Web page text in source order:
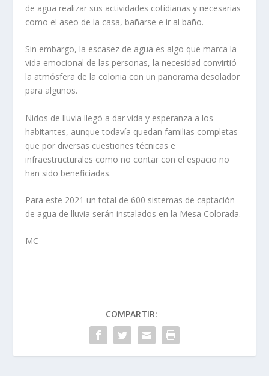
de agua realizar sus actividades cotidianas y necesarias
como el aseo de la casa, bañarse e ir al baño.
Sin embargo, la escasez de agua es algo que marca la
vida emocional de las personas, la necesidad convirtió
la atmósfera de la colonia con un panorama desolador
para algunos.
Nidos de lluvia llegó a dar vida y esperanza a los
habitantes, aunque todavía quedan familias completas
que por diversas cuestiones técnicas e
infraestructurales como no contar con el espacio no
han sido beneficiadas.
Para este 2021 un total de 600 sistemas de captación
de agua de lluvia serán instalados en la Mesa Colorada.
MC
COMPARTIR: